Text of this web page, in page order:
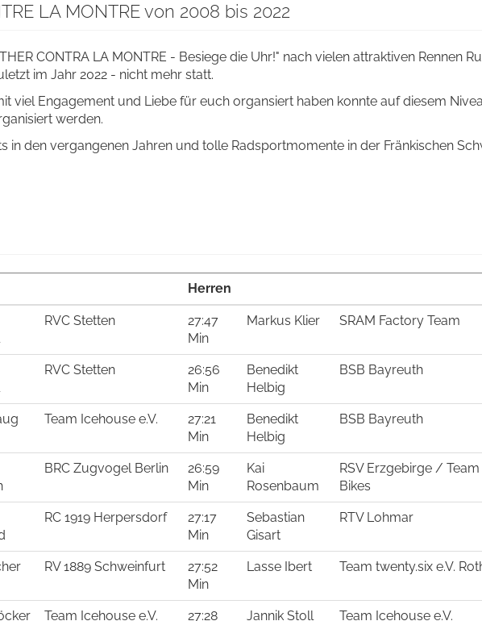
LA MONTRE von 2008 bis 2022
CONTRA LA MONTRE - Besiege die Uhr!" nach vielen attraktiven Rennen
im Jahr 2022 - nicht mehr statt.
viel Engagement und Liebe für euch organsiert haben konnte auf diesem
werden.
in den vergangenen Jahren und tolle Radsportmomente in der Fränkischen
Herren
RVC Stetten
27:47
Min
Markus Klier SRAM Factory Team
RVC Stetten
26:56
Min
Benedikt
Helbig
BSB Bayreuth
Team Icehouse e.V.
27:21
Min
Benedikt
Helbig
BSB Bayreuth
BRC Zugvogel Berlin
26:59
Min
Kai
Rosenbaum
RSV Erzgebirge / Team
Bikes
RC 1919 Herpersdorf
27:17
Min
Sebastian
Gisart
RTV Lohmar
RV 1889 Schweinfurt
27:52
Min
Lasse Ibert Team twenty.six e.V.
Team Icehouse e.V.
27:28
Jannik Stoll Team Icehouse e.V.